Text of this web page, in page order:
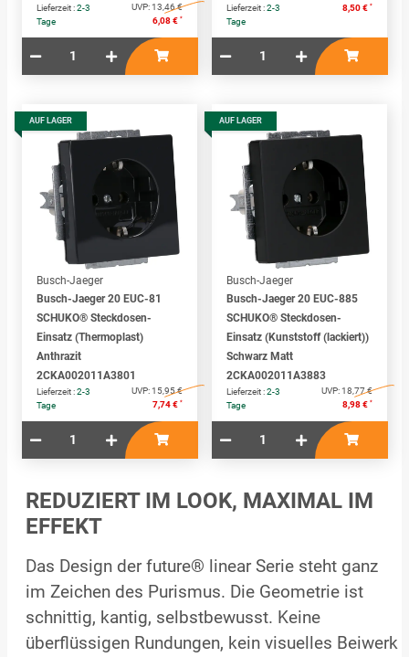
Lieferzeit :2-3
Tage
UVP:13,46 €
6,08 € *
Lieferzeit :2-3
Tage
8,50 € *
AUF LAGER
Busch-Jaeger
Busch-Jaeger 20 EUC-81
SCHUKO® Steckdosen-
Einsatz (Thermoplast)
Anthrazit
2CKA002011A3801
Lieferzeit :2-3
Tage
UVP:15,95 €
7,74 € *
AUF LAGER
Busch-Jaeger
Busch-Jaeger 20 EUC-885
SCHUKO® Steckdosen-
Einsatz (Kunststoff (lackiert))
Schwarz Matt
2CKA002011A3883
Lieferzeit :2-3
Tage
UVP:18,77 €
8,98 € *
REDUZIERT IM LOOK, MAXIMAL IM
EFFEKT
Das Design der future® linear Serie steht ganz
im Zeichen des Purismus. Die Geometrie ist
schnittig, kantig, selbstbewusst. Keine
überflüssigen Rundungen, kein visuelles Beiwerk